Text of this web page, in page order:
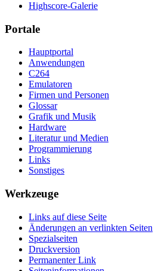
Highscore-Galerie
Portale
Hauptportal
Anwendungen
C264
Emulatoren
Firmen und Personen
Glossar
Grafik und Musik
Hardware
Literatur und Medien
Programmierung
Links
Sonstiges
Werkzeuge
Links auf diese Seite
Änderungen an verlinkten Seiten
Spezialseiten
Druckversion
Permanenter Link